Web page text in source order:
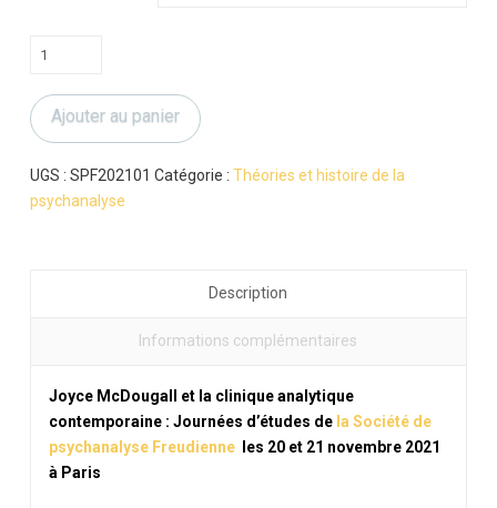
quantité
Joyce
McDougall
la
clinique
Ajouter au panier
UGS : SPF202101 Catégorie : Théories et histoire de la
psychanalyse
Description
Informations complémentaires
Joyce McDougall et la clinique analytique
contemporaine : Journées d’études de la Société de
psychanalyse Freudienneles 20 et 21 novembre 2021
à Paris